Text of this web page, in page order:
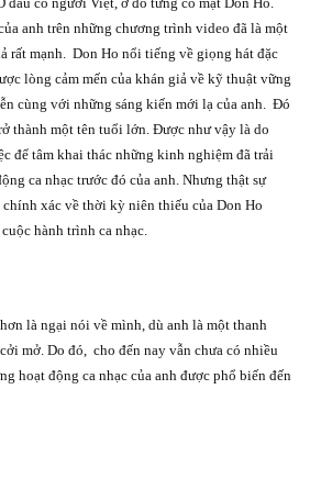
anh trên những chương trình video đã là một
rất mạnh. Don Ho nổi tiếng về giọng hát đặc
lòng cảm mến của khán giả về kỹ thuật vững
cùng với những sáng kiến mới lạ của anh. Đó
thành một tên tuổi lớn. Được như vậy là do
để tâm khai thác những kinh nghiệm đã trải
ca nhạc trước đó của anh. Nhưng thật sự
xác về thời kỳ niên thiếu của Don Ho
hành trình ca nhạc.
là ngại nói về mình, dù anh là một thanh
mở. Do đó, cho đến nay vẫn chưa có nhiều
hoạt động ca nhạc của anh được phổ biến đến